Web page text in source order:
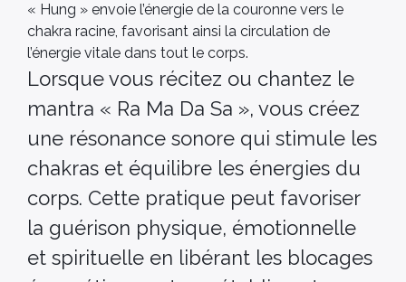
« Hung » envoie l’énergie de la couronne vers le
chakra racine, favorisant ainsi la circulation de
l’énergie vitale dans tout le corps.
Lorsque vous récitez ou chantez le
mantra « Ra Ma Da Sa », vous créez
une résonance sonore qui stimule les
chakras et équilibre les énergies du
corps. Cette pratique peut favoriser
la guérison physique, émotionnelle
et spirituelle en libérant les blocages